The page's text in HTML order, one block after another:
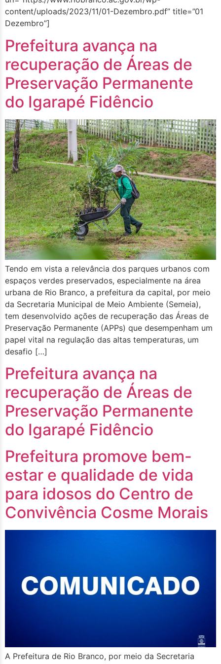
content/uploads/2023/11/01-Dezembro.pdf” title=”01
Dezembro”]
Prefeitura avança na
recuperação de Áreas de
Preservação Permanente
do Igarapé Fidêncio
Tendo em vista a relevância dos parques urbanos com
espaços verdes preservados, especialmente na área
urbana de Rio Branco, a prefeitura da capital, por meio
da Secretaria Municipal de Meio Ambiente (Semeia),
tem desenvolvido ações de recuperação das Áreas de
Preservação Permanente (APPs) que desempenham um
papel vital na regulação das altas temperaturas, um
desafio […]
Prefeitura avança na
recuperação de Áreas de
Preservação Permanente
do Igarapé Fidêncio
Prefeitura promove bem-
estar e qualidade de vida
para idosos do Centro de
Convivência Cosme Morais
A Prefeitura de Rio Branco, por meio da Secretaria